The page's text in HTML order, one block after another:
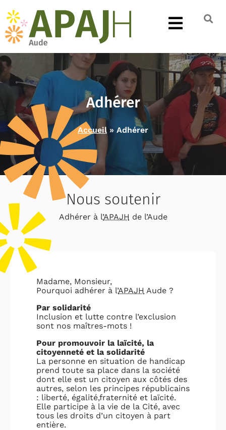
Adhérer
Accueil » Adhérer
Nous soutenir
Adhérer à l’APAJH de l’Aude
Madame, Monsieur,
Pourquoi adhérer à l’APAJH Aude ?
Par solidarité
Inclusion et lutte contre l’exclusion
sont nos maîtres-mots !
Pour promouvoir la laïcité, la
citoyenneté et la solidarité
La personne en situation de handicap
prend toute sa place dans la société
dont elle est un citoyen aux côtés des
autres, selon les principes républicains
: liberté, égalité,fraternité et laïcité.
Elle participe à la vie de la Cité, avec
tous les droits d’un citoyen à part
entière.